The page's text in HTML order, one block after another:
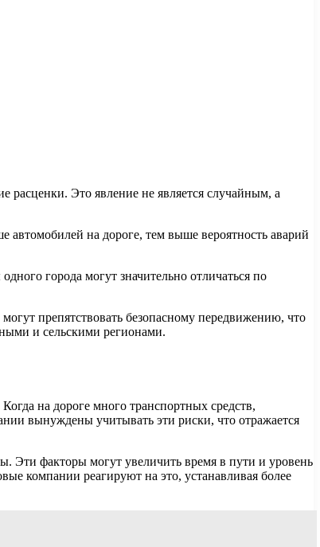
расценки. Это явление не является случайным, а
на дороге, тем выше вероятность аварий
города могут значительно отличаться по
препятствовать безопасному передвижению, что
и сельскими регионами.
на дороге много транспортных средств,
вынуждены учитывать эти риски, что отражается
Эти факторы могут увеличить время в пути и уровень
компании реагируют на это, устанавливая более